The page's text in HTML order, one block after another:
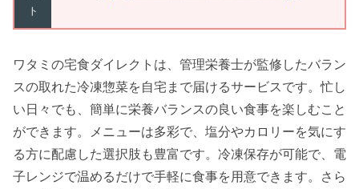
ト
ワタミの宅食ダイレクトは、管理栄養士が監修したバラン
スの取れた冷凍惣菜を自宅まで届けるサービスです。忙し
い日々でも、簡単に栄養バランスの良い食事を楽しむこと
ができます。メニューは多彩で、塩分やカロリーを気にす
る方に配慮した選択肢も豊富です。冷凍保存が可能で、電
子レンジで温めるだけで手軽に食事を用意できます。さら